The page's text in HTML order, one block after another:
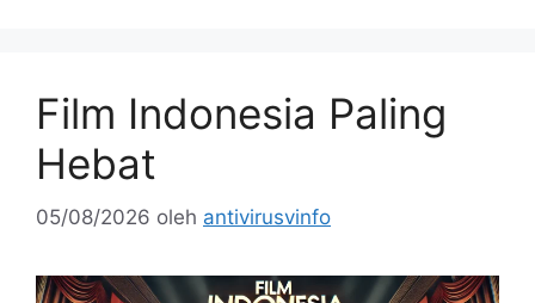
Film Indonesia Paling
Hebat
05/08/2026 oleh antivirusvinfo